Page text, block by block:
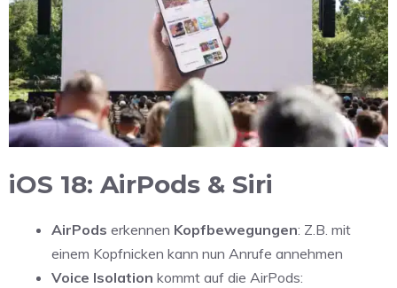
iOS 18: AirPods & Siri
AirPods erkennen Kopfbewegungen: Z.B. mit
einem Kopfnicken kann nun Anrufe annehmen
Voice Isolation kommt auf die AirPods: